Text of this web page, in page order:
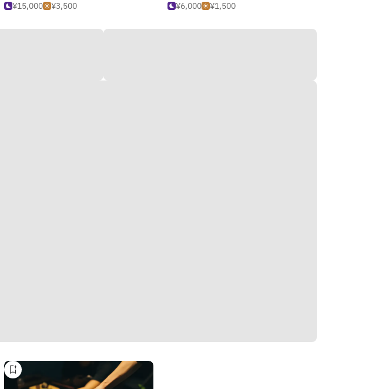
¥15,000
¥3,500
¥6,000
¥1,500